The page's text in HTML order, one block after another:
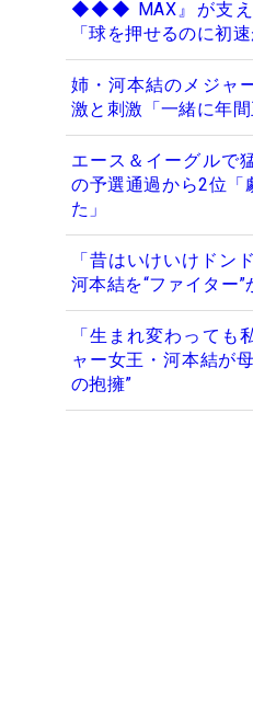
◆◆◆ MAX』が支え
「球を押せるのに初
姉・河本結のメジャ
激と刺激「一緒に年
エース＆イーグルで
の予選通過から2位「
た」
「昔はいけいけド
河本結を“ファイター
「生まれ変わって
ャー女王・河本結が
の抱擁”